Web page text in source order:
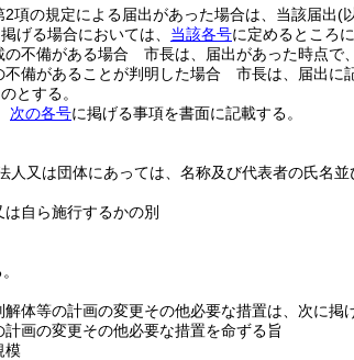
項の規定による届出があった場合は、当該届出(
げる場合においては、 当該各号に定めるところに
不備がある場合 市長は、届出があった時点で
不備があることが判明した場合 市長は、届出に
とする。
次の各号に掲げる事項を書面に記載する。
人又は団体にあっては、名称及び代表者の氏名
自ら施行するかの別
体等の計画の変更その他必要な措置は、次に掲
画の変更その他必要な措置を命ずる旨
模